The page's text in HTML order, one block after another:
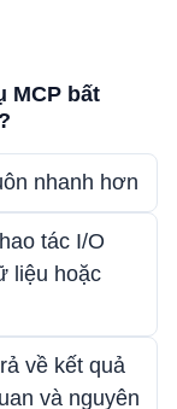
MCP bất
nhanh hơn
tác I/O
liệu hoặc
về kết quả
và nguyên